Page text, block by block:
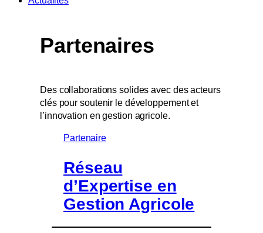
Partenaires
Des collaborations solides avec des acteurs
clés pour soutenir le développement et
l’innovation en gestion agricole.
Partenaire
Réseau
d’Expertise en
Gestion Agricole